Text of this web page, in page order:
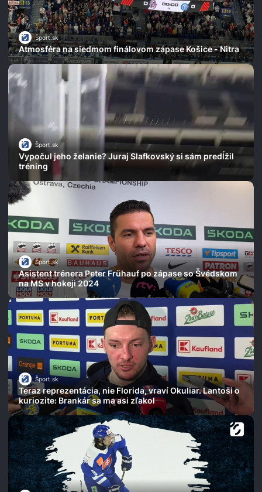
Šport.sk
Atmosféra na siedmom finálovom zápase Košice - Nitra
Šport.sk
Vypočul jeho želanie? Juraj Slafkovský si sám predĺžil
tréning
Šport.sk
Asistent trénera Peter Frühauf po zápase so Švédskom
na MS v hokeji 2024
Šport.sk
Teraz reprezentácia, nie Florida, vraví Okuliar. Lantoši o
kuriozite: Brankár sa ma asi zľakol